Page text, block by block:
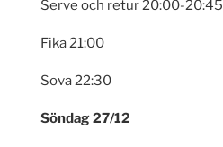
Serve och retur 20:00-20:45
Fika 21:00
Sova 22:30
Söndag 27/12